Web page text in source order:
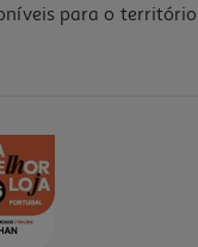
para o